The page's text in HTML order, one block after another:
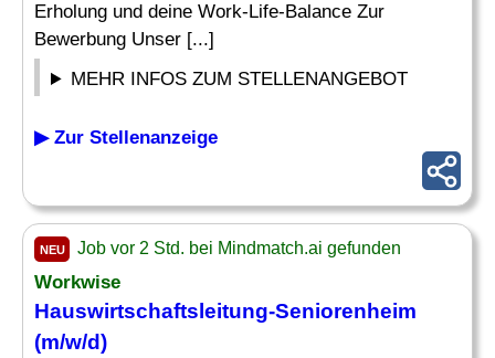
Erholung und deine Work-Life-Balance Zur
Bewerbung Unser [...]
MEHR INFOS ZUM STELLENANGEBOT
▶ Zur Stellenanzeige
NEU Job vor 2 Std. bei Mindmatch.ai gefunden
Workwise
Hauswirtschaftsleitung-Seniorenheim
(m/w/d)